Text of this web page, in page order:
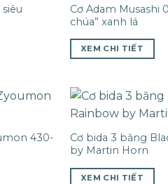
Cơ Adam Musashi
chúa” xanh lá
XEM CHI TIẾT
430-
Cơ bida 3 băng
by Martin Horn
XEM CHI TIẾT